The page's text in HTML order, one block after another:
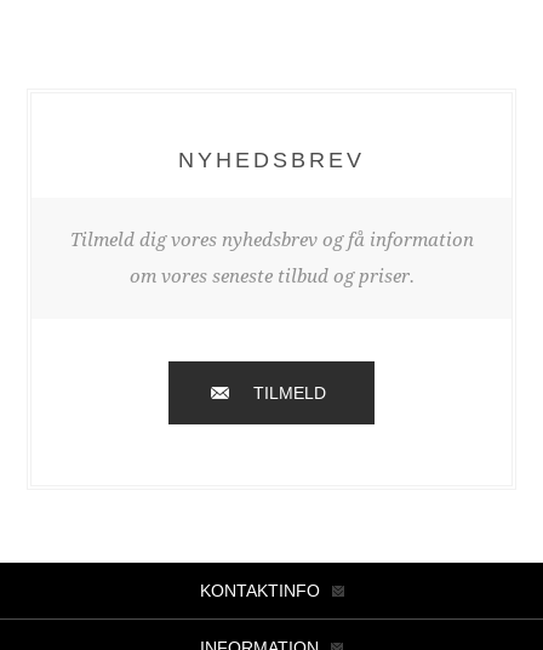
NYHEDSBREV
Tilmeld dig vores nyhedsbrev og få information
om vores seneste tilbud og priser.
TILMELD
KONTAKTINFO